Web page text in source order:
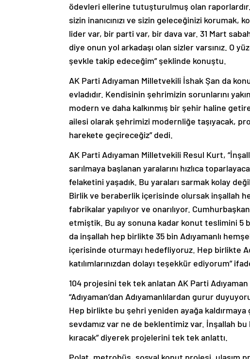
ödevleri ellerine tutuşturulmuş olan raporlardır.
sizin inanıcınızı ve sizin geleceğinizi korumak,
lider var, bir parti var, bir dava var. 31 Mart
diye onun yol arkadaşı olan sizler varsınız. O
şevkle takip edeceğim” şeklinde konuştu.
AK Parti Adıyaman Milletvekili İshak Şan da
evladıdır. Kendisinin şehrimizin sorunlarını
modern ve daha kalkınmış bir şehir haline
ailesi olarak şehrimizi modernliğe taşıyacak,
harekete geçireceğiz” dedi.
AK Parti Adıyaman Milletvekili Resul Kurt,
sarılmaya başlanan yaralarını hızlıca
felaketini yaşadık. Bu yaraları sarmak kolay
Birlik ve beraberlik içerisinde olursak inşallah
fabrikalar yapılıyor ve onarılıyor.
etmiştik. Bu ay sonuna kadar konut teslimini 5
da inşallah hep birlikte 35 bin Adıyamanlı
içerisinde oturmayı hedefliyoruz. Hep birlikte
katılımlarınızdan dolayı teşekkür ediyorum”
104 projesini tek tek anlatan AK Parti
“Adıyaman’dan Adıyamanlılardan gurur
Hep birlikte bu şehri yeniden ayağa kaldırmaya
sevdamız var ne de beklentimiz var. İnşallah bu
kıracak” diyerek projelerini tek tek anlattı.